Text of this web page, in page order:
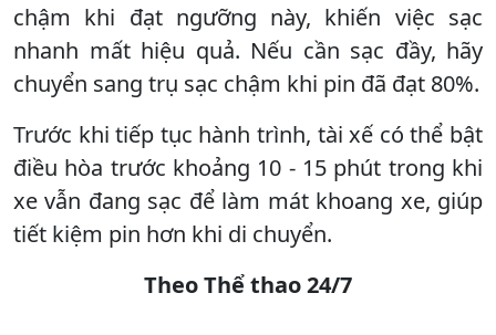
chậm khi đạt ngưỡng này, khiến việc sạc
nhanh mất hiệu quả. Nếu cần sạc đầy, hãy
chuyển sang trụ sạc chậm khi pin đã đạt 80%.
Trước khi tiếp tục hành trình, tài xế có thể bật
điều hòa trước khoảng 10 - 15 phút trong khi
xe vẫn đang sạc để làm mát khoang xe, giúp
tiết kiệm pin hơn khi di chuyển.
Theo Thể thao 24/7